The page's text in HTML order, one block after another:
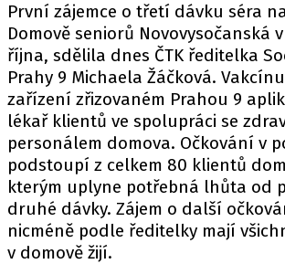
První zájemce o třetí dávku séra
Domově seniorů Novovysočanská
října, sdělila dnes ČTK ředitelka
Prahy 9 Michaela Žáčková.
zařízení zřizovaném Prahou 9
lékař klientů ve spolupráci se
personálem domova. Očkování v
podstoupí z celkem 80 klientů
kterým uplyne potřebná lhůta od
druhé dávky. Zájem o další
nicméně podle ředitelky mají
v domově žijí.